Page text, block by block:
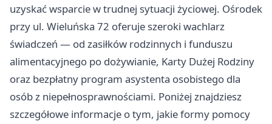
uzyskać wsparcie w trudnej sytuacji życiowej. Ośrodek
przy ul. Wieluńska 72 oferuje szeroki wachlarz
świadczeń — od zasiłków rodzinnych i funduszu
alimentacyjnego po dożywianie, Karty Dużej Rodziny
oraz bezpłatny program asystenta osobistego dla
osób z niepełnosprawnościami. Poniżej znajdziesz
szczegółowe informacje o tym, jakie formy pomocy